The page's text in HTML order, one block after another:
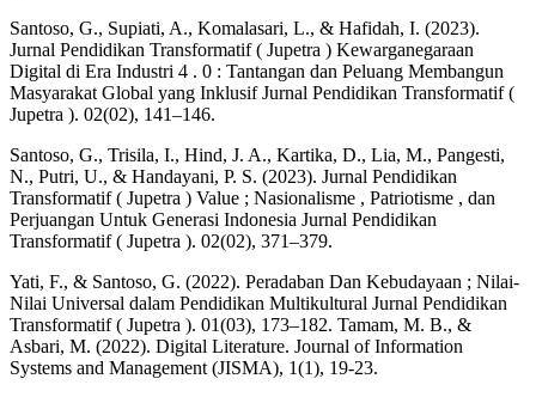
Santoso, G., Supiati, A., Komalasari, L., & Hafidah, I. (2023).
Jurnal Pendidikan Transformatif ( Jupetra ) Kewarganegaraan
Digital di Era Industri 4 . 0 : Tantangan dan Peluang Membangun
Masyarakat Global yang Inklusif Jurnal Pendidikan Transformatif (
Jupetra ). 02(02), 141–146.
Santoso, G., Trisila, I., Hind, J. A., Kartika, D., Lia, M., Pangesti,
N., Putri, U., & Handayani, P. S. (2023). Jurnal Pendidikan
Transformatif ( Jupetra ) Value ; Nasionalisme , Patriotisme , dan
Perjuangan Untuk Generasi Indonesia Jurnal Pendidikan
Transformatif ( Jupetra ). 02(02), 371–379.
Yati, F., & Santoso, G. (2022). Peradaban Dan Kebudayaan ; Nilai-
Nilai Universal dalam Pendidikan Multikultural Jurnal Pendidikan
Transformatif ( Jupetra ). 01(03), 173–182. Tamam, M. B., &
Asbari, M. (2022). Digital Literature. Journal of Information
Systems and Management (JISMA), 1(1), 19-23.